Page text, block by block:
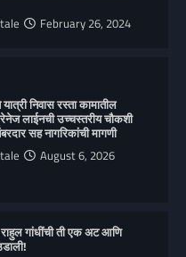
February 26, 2024
निवास रस्ता कामातील
लाईनची उच्चस्तरीय चौकशी
सह नागरिकांची मागणी
August 6, 2026
गांधींची ती एक अट आणि